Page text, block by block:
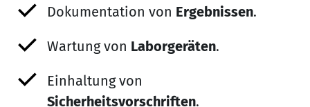
Dokumentation von Ergebnissen.
Wartung von Laborgeräten.
Einhaltung von
Sicherheitsvorschriften.